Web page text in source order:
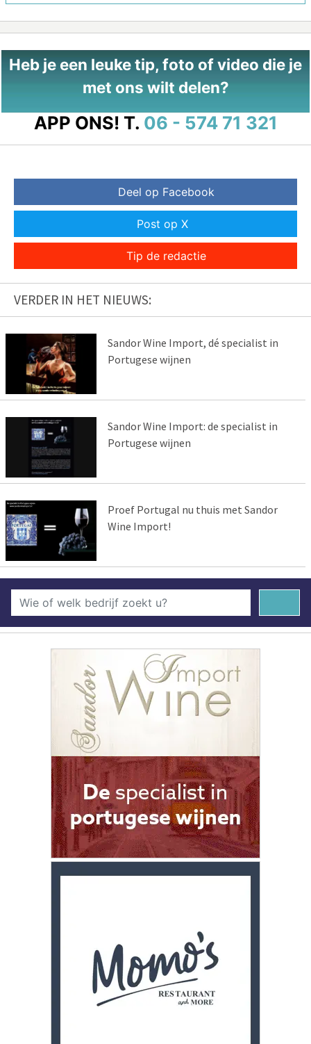
Heb je een leuke tip, foto of video die je
met ons wilt delen?
APP ONS! T. 06 - 574 71 321
Deel op Facebook
Post op X
Tip de redactie
VERDER IN HET NIEUWS:
Sandor Wine Import, dé specialist in
Portugese wijnen
Sandor Wine Import: de specialist in
Portugese wijnen
Proef Portugal nu thuis met Sandor
Wine Import!